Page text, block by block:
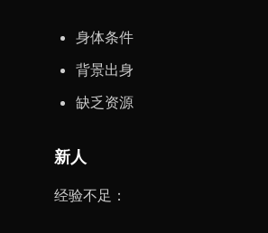
身体条件
背景出身
缺乏资源
新人
经验不足：